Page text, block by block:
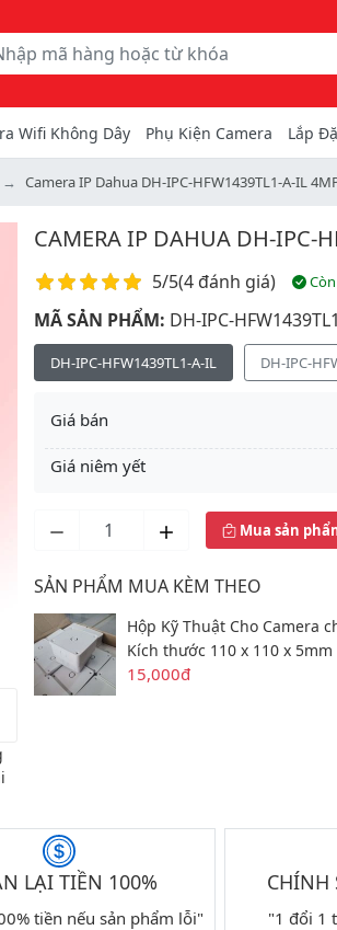
Wifi Không Dây Phụ Kiện Camera Lắp
Camera IP Dahua DH-IPC-HFW1439TL1-A-IL
CAMERA IP DAHUA DH-IPC-
Điểm đánh giá
5/5(4 đánh giá)
MÃ SẢN PHẨM: DH-IPC-
DH-IPC-HFW1439TL1-A-IL DH-IPC-
Giá bán
Giá niêm yết
Mua sản
SẢN PHẨM MUA KÈM THEO
Hộp Kỹ Thuật Cho Camera
Kích thước 110 x 110 x 5mm
15,000đ
LẠI TIỀN 100%
tiền nếu sản phẩm lỗi"
CHÍNH
"1 đổi 1